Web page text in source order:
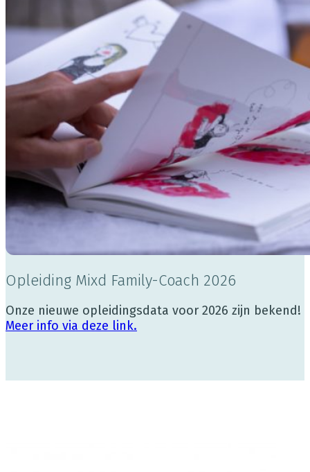
Opleiding Mixd Family-Coach 2026
Onze nieuwe opleidingsdata voor 2026 zijn bekend!
Meer info via deze link.